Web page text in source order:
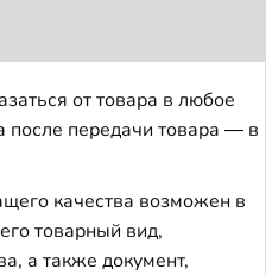
от товара в любое
после передачи товара — в
качества возможен в
товарный вид,
а также документ,